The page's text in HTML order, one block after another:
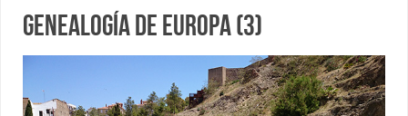
Genealogía de Europa (3)